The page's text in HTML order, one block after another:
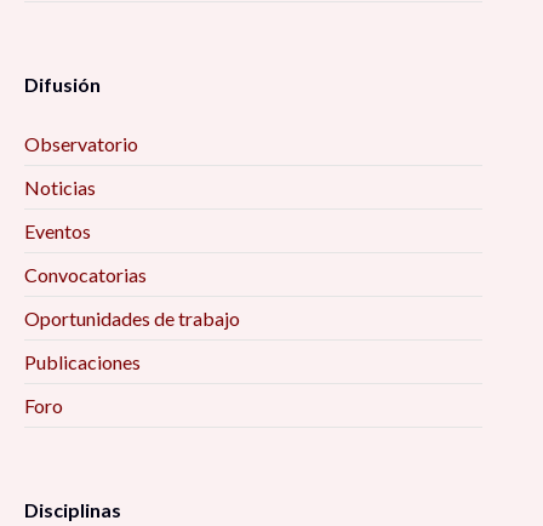
Difusión
Observatorio
Noticias
Eventos
Convocatorias
Oportunidades de trabajo
Publicaciones
Foro
Disciplinas